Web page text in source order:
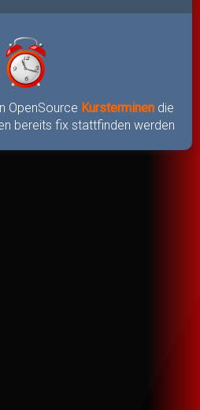
OpenSource Kursterminen die
bereits fix stattfinden werden